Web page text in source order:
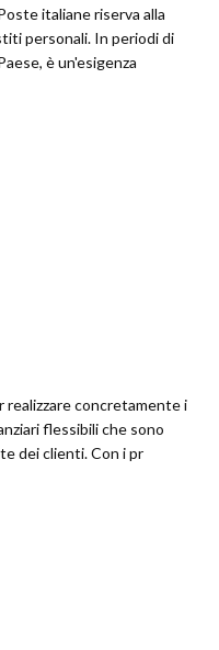
italiane riserva alla
personali. In periodi di
è un'esigenza
realizzare concretamente i
flessibili che sono
dei clienti. Con i pr